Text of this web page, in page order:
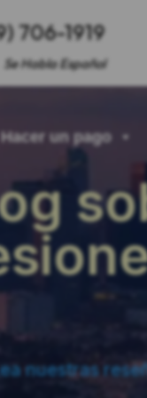
706-1919
Se Habla Español
Hacer un pago
nuestras